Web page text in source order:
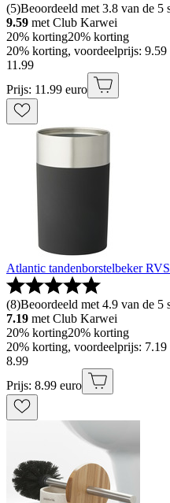
(5)Beoordeeld met 3.8 van de 5
9.59 met Club Karwei
20% korting20% korting
20% korting, voordeelprijs:
11 .99
Prijs: 11.99 euro
Atlantic tandenborstelbeker
(8)Beoordeeld met 4.9 van de 5
7.19 met Club Karwei
20% korting20% korting
20% korting, voordeelprijs:
8.99
Prijs: 8.99 euro